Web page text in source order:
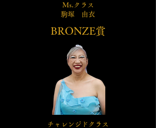
Ms.クラス
​駒塚 由衣
​BRONZE賞
チャレンジドクラス​